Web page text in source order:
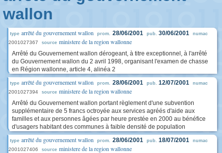
wallon
type arrêté du gouvernement wallon prom. 28/06/2001 pub. 30/06/2001 numac
2001027367 source ministere de la region wallonne
Arrêté du Gouvernement wallon dérogeant, à titre exceptionnel, à l'arrêté
du Gouvernement wallon du 2 avril 1998, organisant l'examen de chasse
en Région wallonne, article 4, alinéa 2
type arrêté du gouvernement wallon prom. 28/06/2001 pub. 12/07/2001 numac
2001027394 source ministere de la region wallonne
Arrêté du Gouvernement wallon portant règlement d'une subvention
supplémentaire de 5 francs octroyée aux services agréés d'aide aux
familles et aux personnes âgées par heure prestée en 2000 au bénéfice
d'usagers habitant des communes à faible densité de population
type arrêté du gouvernement wallon prom. 28/06/2001 pub. 18/07/2001 numac
2001027406 source ministere de la region wallonne